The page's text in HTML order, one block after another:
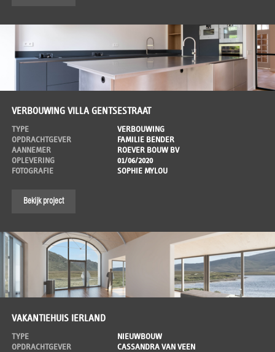
VERBOUWING VILLA GENTSESTRAAT
TYPE
VERBOUWING
OPDRACHTGEVER
FAMILIE BENDER
AANNEMER
ROEVER BOUW BV
OPLEVERING
01/06/2020
FOTOGRAFIE
SOPHIE MYLOU
Bekijk project
VAKANTIEHUIS IERLAND
TYPE
NIEUWBOUW
OPDRACHTGEVER
CASSANDRA VAN VEEN